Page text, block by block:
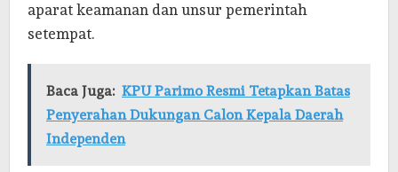
aparat keamanan dan unsur pemerintah
setempat.
Baca Juga: KPU Parimo Resmi Tetapkan Batas
Penyerahan Dukungan Calon Kepala Daerah
Independen